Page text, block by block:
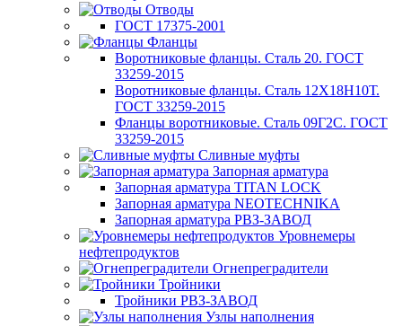
Отводы
ГОСТ 17375-2001
Фланцы
Воротниковые фланцы. Сталь 20. ГОСТ
33259-2015
Воротниковые фланцы. Сталь 12Х18Н10Т.
ГОСТ 33259-2015
Фланцы воротниковые. Сталь 09Г2С. ГОСТ
33259-2015
Сливные муфты
Запорная арматура
Запорная арматура TITAN LOCK
Запорная арматура NEOTECHNIKA
Запорная арматура РВЗ-ЗАВОД
Уровнемеры
нефтепродуктов
Огнепреградители
Тройники
Тройники РВЗ-ЗАВОД
Узлы наполнения